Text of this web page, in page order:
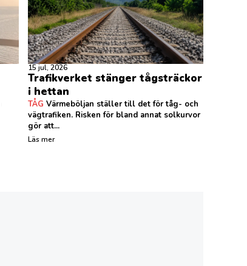
15 jul, 2026
Trafikverket stänger tågsträckor
i hettan
TÅG Värmeböljan ställer till det för tåg- och
vägtrafiken. Risken för bland annat solkurvor
gör att...
Läs mer